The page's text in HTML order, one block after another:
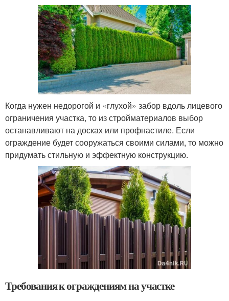
Когда нужен недорогой и «глухой» забор вдоль лицевого
ограничения участка, то из стройматериалов выбор
останавливают на досках или профнастиле. Если
ограждение будет сооружаться своими силами, то можно
придумать стильную и эффектную конструкцию.
Требования к ограждениям на участке